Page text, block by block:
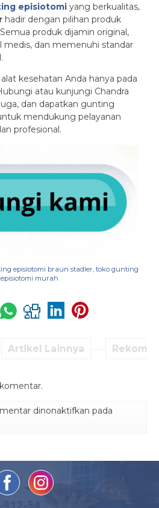
episiotomi yang berkualitas,
hadir dengan pilihan produk
produk dijamin original,
medis, dan memenuhi standar
kesehatan Anda hanya pada
atau kunjungi Chandra
dan dapatkan gunting
mendukung pelayanan
profesional.
episiotomi braun stadler, toko gunting
murah
Artikel Lainnya
dinonaktifkan pada